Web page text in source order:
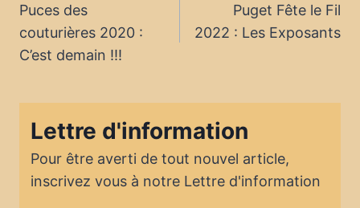
de
l’article
Puces des
couturières 2020 :
C’est demain !!!
Puget Fête le Fil
2022 : Les Exposants
Lettre d'information
Pour être averti de tout nouvel article,
inscrivez vous à notre Lettre d'information